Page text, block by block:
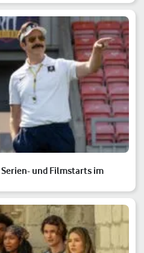
Serien- und Filmstarts im